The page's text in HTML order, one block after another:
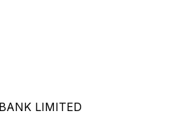
LIMITED